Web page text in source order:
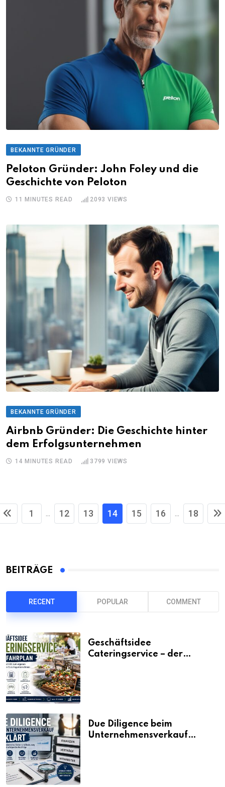
BEKANNTE GRÜNDER
Peloton Gründer: John Foley und die
Geschichte von Peloton
11 MINUTES READ 2093 VIEWS
BEKANNTE GRÜNDER
Airbnb Gründer: Die Geschichte hinter
dem Erfolgsunternehmen
14 MINUTES READ 3799 VIEWS
1 12 13 14 15 16 18
BEITRÄGE
RECENT POPULAR COMMENT
Geschäftsidee
Cateringservice – der
Due Diligence beim
Unternehmensverkauf